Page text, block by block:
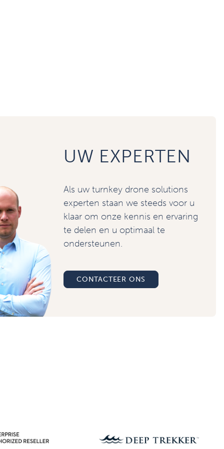
UW EXPERTEN
Als uw turnkey drone solutions
experten staan we steeds voor u
klaar om onze kennis en ervaring
te delen en u optimaal te
ondersteunen.
CONTACTEER ONS